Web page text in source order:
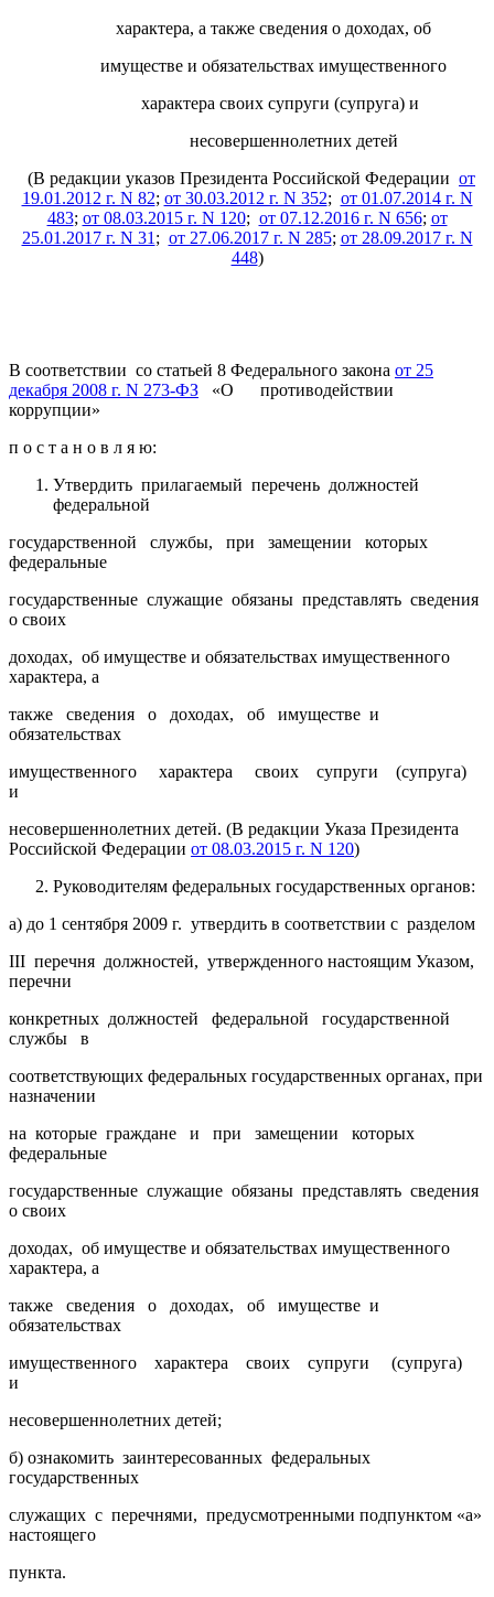
характера, а также сведения о доходах, об
имуществе и обязательствах имущественного
характера своих супруги (супруга) и
несовершеннолетних детей
(В редакции указов Президента Российской Федерации от
19.01.2012 г. N 82; от 30.03.2012 г. N 352; от 01.07.2014 г. N
483; от 08.03.2015 г. N 120; от 07.12.2016 г. N 656; от
25.01.2017 г. N 31 ; от 27.06.2017 г. N 285; от 28.09.2017 г. N
448)
В соответствии со статьей 8 Федерального закона от 25
декабря 2008 г. N 273-ФЗ «О противодействии
коррупции»
п о с т а н о в л я ю:
Утвердить прилагаемый перечень должностей
федеральной
государственной службы, при замещении которых
федеральные
государственные служащие обязаны представлять сведения
о своих
доходах, об имуществе и обязательствах имущественного
характера, а
также сведения о доходах, об имуществе и
обязательствах
имущественного характера своих супруги (супруга)
и
несовершеннолетних детей. (В редакции Указа Президента
Российской Федерации от 08.03.2015 г. N 120)
Руководителям федеральных государственных органов:
а) до 1 сентября 2009 г. утвердить в соответствии с разделом
III перечня должностей, утвержденного настоящим Указом,
перечни
конкретных должностей федеральной государственной
службы в
соответствующих федеральных государственных органах, при
назначении
на которые граждане и при замещении которых
федеральные
государственные служащие обязаны представлять сведения
о своих
доходах, об имуществе и обязательствах имущественного
характера, а
также сведения о доходах, об имуществе и
обязательствах
имущественного характера своих супруги (супруга)
и
несовершеннолетних детей;
б) ознакомить заинтересованных федеральных
государственных
служащих с перечнями, предусмотренными подпунктом «а»
настоящего
пункта.